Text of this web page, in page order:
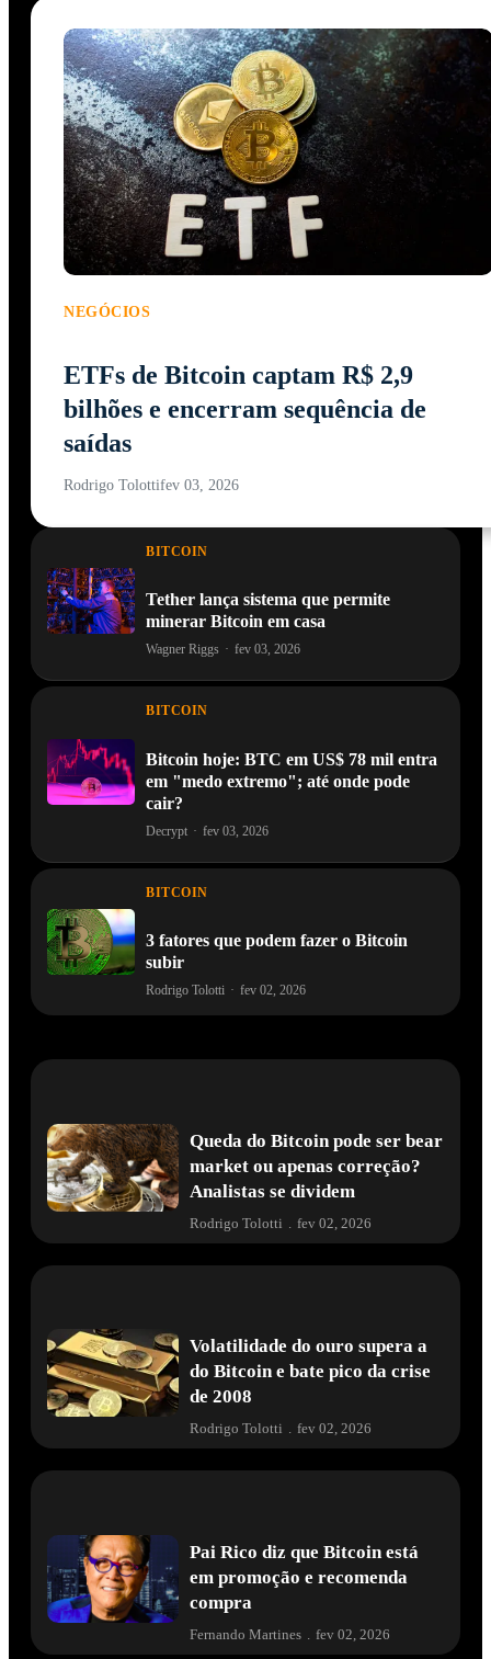
NEGÓCIOS
ETFs de Bitcoin captam R$ 2,9
bilhões e encerram sequência de
saídas
Rodrigo Tolottifev 03, 2026
BITCOIN
Tether lança sistema que permite
minerar Bitcoin em casa
Wagner Riggs · fev 03, 2026
BITCOIN
Bitcoin hoje: BTC em US$ 78 mil entra
em "medo extremo"; até onde pode
cair?
Decrypt · fev 03, 2026
BITCOIN
3 fatores que podem fazer o Bitcoin
subir
Rodrigo Tolotti · fev 02, 2026
Queda do Bitcoin pode ser bear
market ou apenas correção?
Analistas se dividem
Rodrigo Tolotti fev 02, 2026
Volatilidade do ouro supera a
do Bitcoin e bate pico da crise
de 2008
Rodrigo Tolotti . fev 02, 2026
Pai Rico diz que Bitcoin está
em promoção e recomenda
compra
Fernando Martines fev 02, 2026